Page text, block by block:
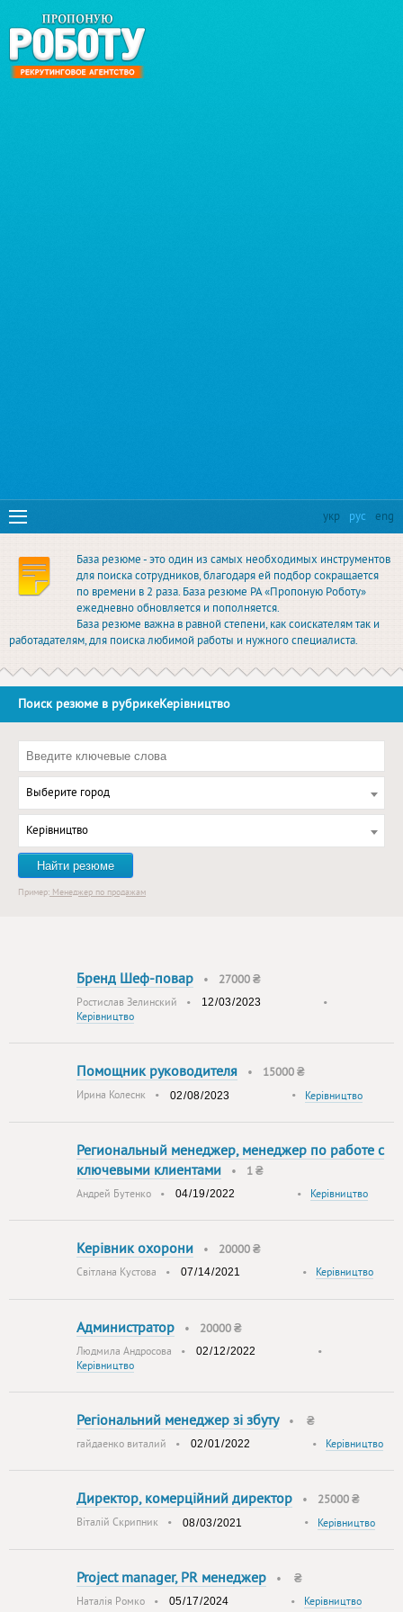
укр рус eng
База резюме - это один из самых необходимых инструментов
для поиска сотрудников, благодаря ей подбор сокращается
по времени в 2 раза. База резюме РА «Пропоную Роботу»
ежедневно обновляется и пополняется.
База резюме важна в равной степени, как соискателям так и
работадателям, для поиска любимой работы и нужного специалиста.
Поиск резюме в рубрикеКерівництво
Выберите город
Керівництво
Найти резюме
Пример: Менеджер по продажам
Бренд Шеф-повар • 27000 ₴
Ростислав Зелинский •
•
Керівництво
Помощник руководителя • 15000 ₴
Ирина Колеснк • • Керівництво
Региональный менеджер, менеджер по работе с
ключевыми клиентами • 1 ₴
Андрей Бутенко • • Керівництво
Керівник охорони • 20000 ₴
Світлана Кустова • • Керівництво
Администратор • 20000 ₴
Людмила Андросова •
•
Керівництво
Регіональний менеджер зі збуту• ₴
гайдаенко виталий • • Керівництво
Директор, комерційний директор • 25000 ₴
Віталій Скрипник • • Керівництво
Project manager, PR менеджер • ₴
Наталія Ромко • • Керівництво